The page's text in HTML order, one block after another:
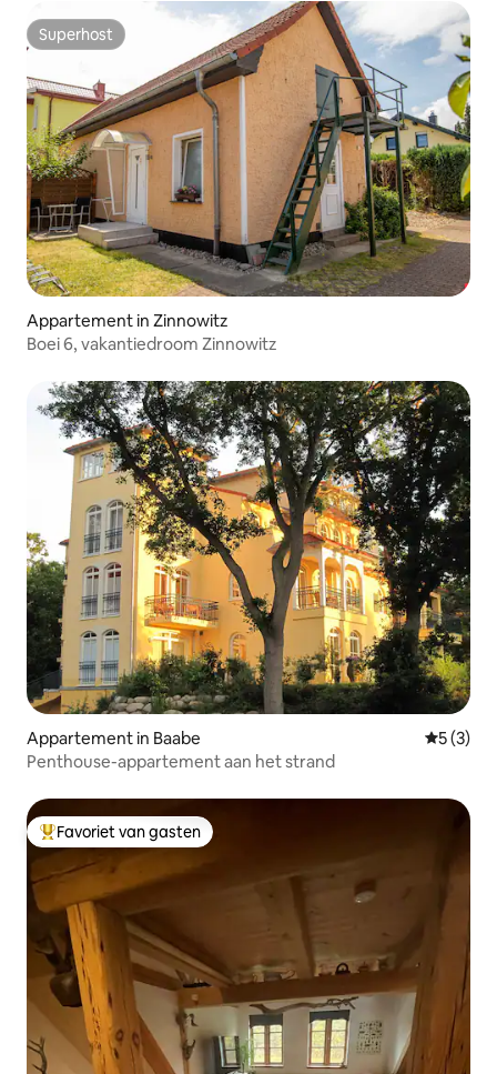
Superhost
Superhost
Appartement in Zinnowitz
Boei 6, vakantiedroom Zinnowitz
Appartement in Baabe
5 (3)
Penthouse-appartement aan het strand
Topfavoriet van gasten
Favoriet van gasten